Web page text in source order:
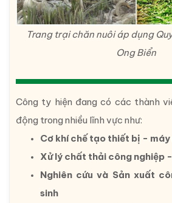
Trang trại chăn nuôi áp dụng
Ong Biển
Công ty hiện đang có các thành
động trong nhiều lĩnh vực như:
Cơ khí chế tạo thiết bị - máy
Xử lý chất thải công nghiệp
Nghiên cứu và Sản xuất
sinh